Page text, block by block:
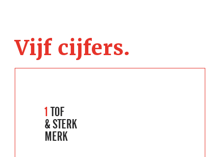
Vijf cijfers.
1 TOF
& STERK
MERK